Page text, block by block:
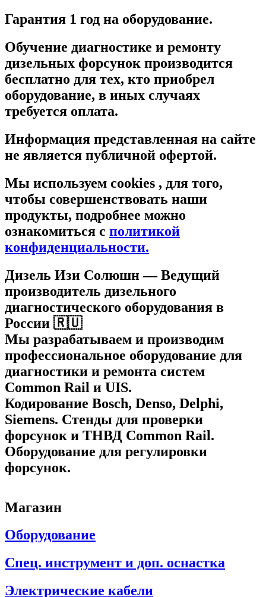
Гарантия 1 год на оборудование.
Обучение диагностике и ремонту
дизельных форсунок производится
бесплатно для тех, кто приобрел
оборудование, в иных случаях
требуется оплата.
Информация представленная на сайте
не является публичной офертой.
Мы используем cookies , для того,
чтобы совершенствовать наши
продукты, подробнее можно
ознакомиться c политикой
конфиденциальности.
Дизель Изи Солюшн— Ведущий
производитель дизельного
диагностического оборудования в
России 🇷🇺
Мы разрабатываем и производим
профессиональное оборудование для
диагностики и ремонта систем
Common Rail и UIS.
Кодирование Bosch, Denso, Delphi,
Siemens. Стенды для проверки
форсунок и ТНВД Common Rail.
Оборудование для регулировки
форсунок.
Магазин
Оборудование
Спец. инструмент и доп. оснастка
Электрические кабели